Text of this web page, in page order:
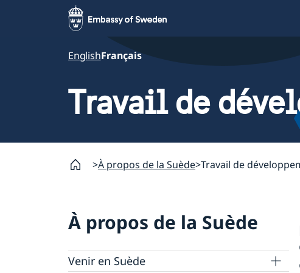
EnglishFrançais
Travail de
À propos de la Suède Travail de
À propos de la Suède
Venir en Suède